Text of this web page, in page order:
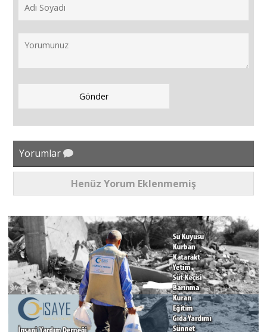
Yorumlar
Henüz Yorum Eklenmemiş